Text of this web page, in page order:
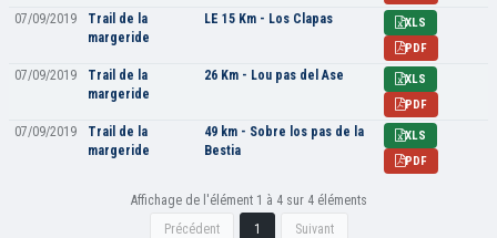
07/09/2019
Trail de la
margeride
LE 15 Km - Los Clapas
XLS
PDF
07/09/2019
Trail de la
margeride
26 Km - Lou pas del Ase
XLS
PDF
07/09/2019
Trail de la
margeride
49 km - Sobre los pas de la
Bestia
XLS
PDF
Affichage de l'élément 1 à 4 sur 4 éléments
Précédent
1 Suivant